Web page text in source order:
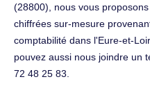
(28800), nous vous
chiffrées sur-mesure
comptabilité dans l'Eure-et-
pouvez aussi nous joindre un
72 48 25 83.